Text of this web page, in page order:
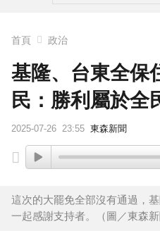
首頁 政治
基隆、台東全保
民：勝利屬於全
2025-07-26 23:55 東森新聞
這次的大罷免全部沒有通過，
一起感謝支持者。（圖／東森新